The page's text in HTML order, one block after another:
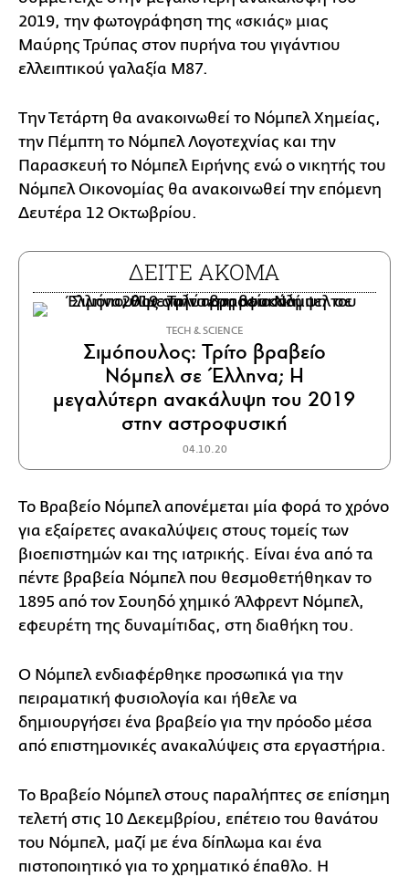
2019, την φωτογράφηση της «σκιάς» μιας
Μαύρης Τρύπας στον πυρήνα του γιγάντιου
ελλειπτικού γαλαξία Μ87.
Την Τετάρτη θα ανακοινωθεί το Νόμπελ Χημείας,
την Πέμπτη το Νόμπελ Λογοτεχνίας και την
Παρασκευή το Νόμπελ Ειρήνης ενώ ο νικητής του
Νόμπελ Οικονομίας θα ανακοινωθεί την επόμενη
Δευτέρα 12 Οκτωβρίου.
ΔΕΙΤΕ ΑΚΟΜΑ
ΤECH & SCIENCE
Σιμόπουλος: Τρίτο βραβείο
Νόμπελ σε Έλληνα; Η
μεγαλύτερη ανακάλυψη του 2019
στην αστροφυσική
04.10.20
Το Βραβείο Νόμπελ απονέμεται μία φορά το χρόνο
για εξαίρετες ανακαλύψεις στους τομείς των
βιοεπιστημών και της ιατρικής. Είναι ένα από τα
πέντε βραβεία Νόμπελ που θεσμοθετήθηκαν το
1895 από τον Σουηδό χημικό Άλφρεντ Νόμπελ,
εφευρέτη της δυναμίτιδας, στη διαθήκη του.
Ο Νόμπελ ενδιαφέρθηκε προσωπικά για την
πειραματική φυσιολογία και ήθελε να
δημιουργήσει ένα βραβείο για την πρόοδο μέσα
από επιστημονικές ανακαλύψεις στα εργαστήρια.
Το Βραβείο Νόμπελ στους παραλήπτες σε επίσημη
τελετή στις 10 Δεκεμβρίου, επέτειο του θανάτου
του Νόμπελ, μαζί με ένα δίπλωμα και ένα
πιστοποιητικό για το χρηματικό έπαθλο. Η